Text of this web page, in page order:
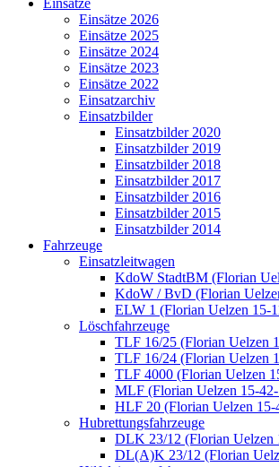
Einsätze
Einsätze 2026
Einsätze 2025
Einsätze 2024
Einsätze 2023
Einsätze 2022
Einsatzarchiv
Einsatzbilder
Einsatzbilder 2020
Einsatzbilder 2019
Einsatzbilder 2018
Einsatzbilder 2017
Einsatzbilder 2016
Einsatzbilder 2015
Einsatzbilder 2014
Fahrzeuge
Einsatzleitwagen
KdoW StadtBM (Florian
KdoW / BvD (Florian
ELW 1 (Florian Uelzen 15-
Löschfahrzeuge
TLF 16/25 (Florian Uelzen
TLF 16/24 (Florian Uelzen
TLF 4000 (Florian Uelzen
MLF (Florian Uelzen 15-
HLF 20 (Florian Uelzen 15-
Hubrettungsfahrzeuge
DLK 23/12 (Florian Uelzen
DL(A)K 23/12 (Florian